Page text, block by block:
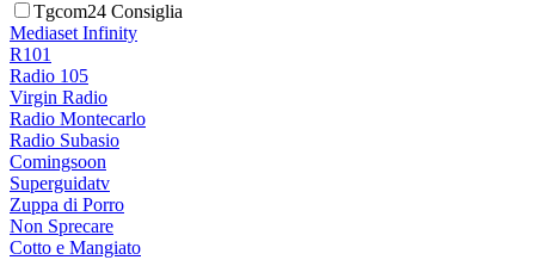
Tgcom24 Consiglia
Mediaset Infinity
R101
Radio 105
Virgin Radio
Radio Montecarlo
Radio Subasio
Comingsoon
Superguidatv
Zuppa di Porro
Non Sprecare
Cotto e Mangiato